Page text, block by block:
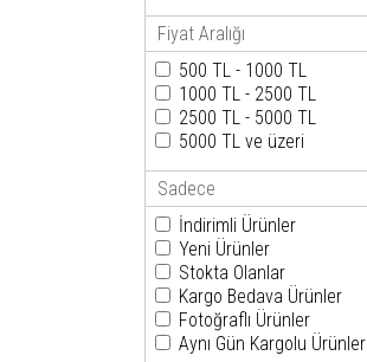
Fiyat Aralığı
500 TL - 1000 TL
1000 TL - 2500 TL
2500 TL - 5000 TL
5000 TL ve üzeri
Sadece
İndirimli Ürünler
Yeni Ürünler
Stokta Olanlar
Kargo Bedava Ürünler
Fotoğraflı Ürünler
Aynı Gün Kargolu Ürünler